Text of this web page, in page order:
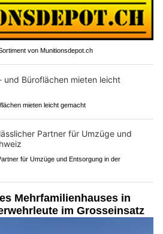
von Munitionsdepot.ch
mieten leicht gemacht
für Umzüge und Entsorgung in der
Mehrfamilienhauses in
im Grosseinsatz